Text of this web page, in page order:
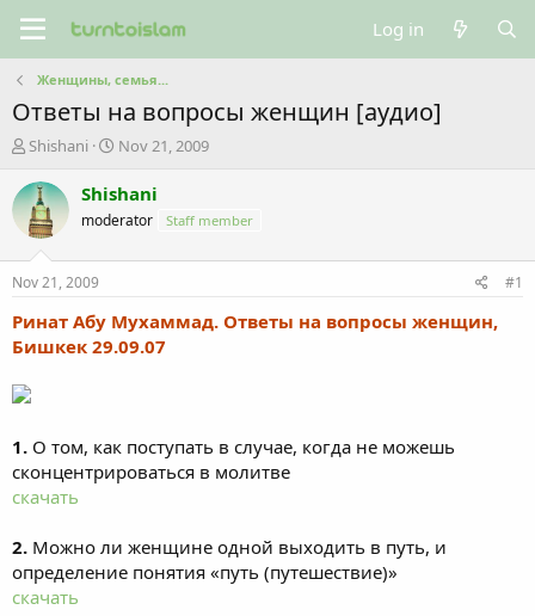
Log in
Женщины, семья...
Ответы на вопросы женщин [аудио]
T
r
e
a
t
a
t
r
Shishani
S
a
t
e
Nov 21, 2009
Shishani
moderator Staff member
Nov 21, 2009 #1
Ринат Абу Мухаммад. Ответы на вопросы женщин,
Бишкек 29.09.07
1. О том, как поступать в случае, когда не можешь
сконцентрироваться в молитве
скачать
2. Можно ли женщине одной выходить в путь, и
определение понятия «путь (путешествие)»
скачать